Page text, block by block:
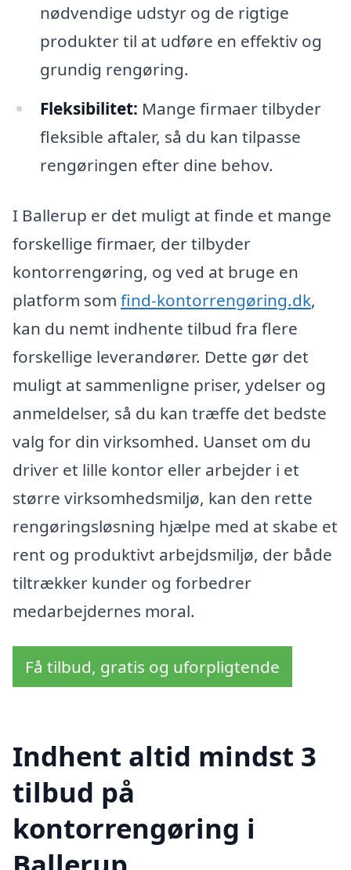
nødvendige udstyr og de rigtige
produkter til at udføre en effektiv og
grundig rengøring.
Fleksibilitet: Mange firmaer tilbyder
fleksible aftaler, så du kan tilpasse
rengøringen efter dine behov.
I Ballerup er det muligt at finde et mange
forskellige firmaer, der tilbyder
kontorrengøring, og ved at bruge en
platform som find-kontorrengøring.dk,
kan du nemt indhente tilbud fra flere
forskellige leverandører. Dette gør det
muligt at sammenligne priser, ydelser og
anmeldelser, så du kan træffe det bedste
valg for din virksomhed. Uanset om du
driver et lille kontor eller arbejder i et
større virksomhedsmiljø, kan den rette
rengøringsløsning hjælpe med at skabe et
rent og produktivt arbejdsmiljø, der både
tiltrækker kunder og forbedrer
medarbejdernes moral.
Få tilbud, gratis og uforpligtende
Indhent altid mindst 3
tilbud på
kontorrengøring i